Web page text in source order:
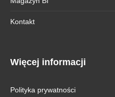
Kontakt
Więcej informacji
Polityka prywatności